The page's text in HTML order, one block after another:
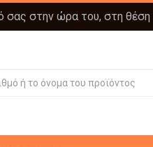
στην ώρα του, στη